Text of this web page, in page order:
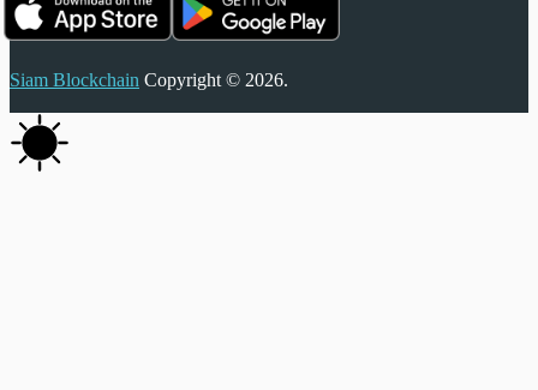
Siam Blockchain Copyright © 2026.